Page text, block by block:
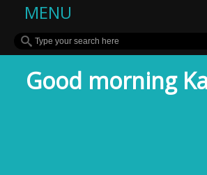
MENU
Good morning